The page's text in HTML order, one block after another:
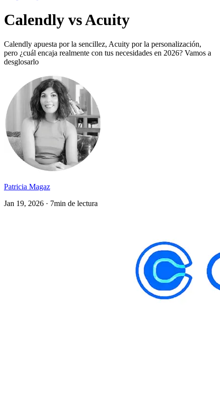
Calendly vs Acuity
Calendly apuesta por la sencillez, Acuity por la personalización,
pero ¿cuál encaja realmente con tus necesidades en 2026? Vamos a
desglosarlo
Patricia Magaz
Jan 19, 2026 · 7min de lectura